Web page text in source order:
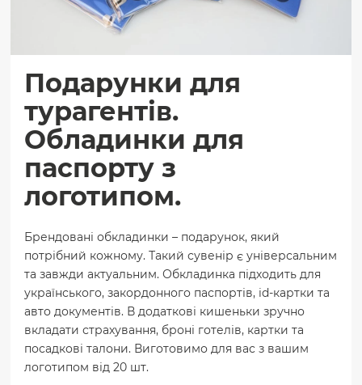
Подарунки для
турагентів.
Обладинки для
паспорту з
логотипом.
Брендовані обкладинки – подарунок, який
потрібний кожному. Такий сувенір є універсальним
та завжди актуальним. Обкладинка підходить для
українського, закордонного паспортів, id-картки та
авто документів. В додаткові кишеньки зручно
вкладати страхування, броні готелів, картки та
посадкові талони. Виготовимо для вас з вашим
логотипом від 20 шт.